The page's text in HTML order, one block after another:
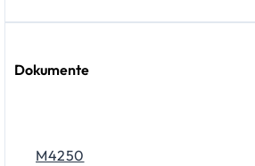
Dokumente
M4250